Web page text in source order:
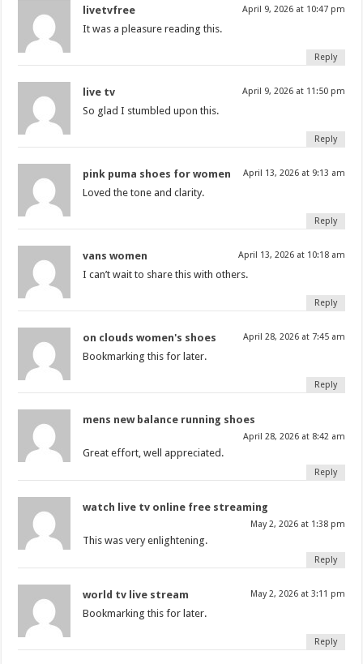
livetvfree April 9, 2026 at 10:47 pm
It was a pleasure reading this.
Reply
live tv April 9, 2026 at 11:50 pm
So glad I stumbled upon this.
Reply
pink puma shoes for women April 13, 2026 at 9:13 am
Loved the tone and clarity.
Reply
vans women April 13, 2026 at 10:18 am
I can’t wait to share this with others.
Reply
on clouds women's shoes April 28, 2026 at 7:45 am
Bookmarking this for later.
Reply
mens new balance running shoes
April 28, 2026 at 8:42 am
Great effort, well appreciated.
Reply
watch live tv online free streaming
May 2, 2026 at 1:38 pm
This was very enlightening.
Reply
world tv live stream May 2, 2026 at 3:11 pm
Bookmarking this for later.
Reply